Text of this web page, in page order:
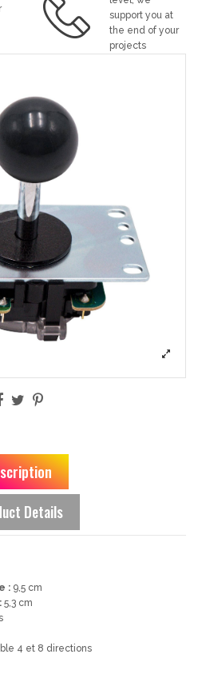
support you at
the end of your
projects
Details
: 9,5 cm
5,3 cm
4 et 8 directions